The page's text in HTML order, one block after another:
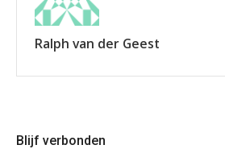
Ralph van der Geest
Blijf verbonden